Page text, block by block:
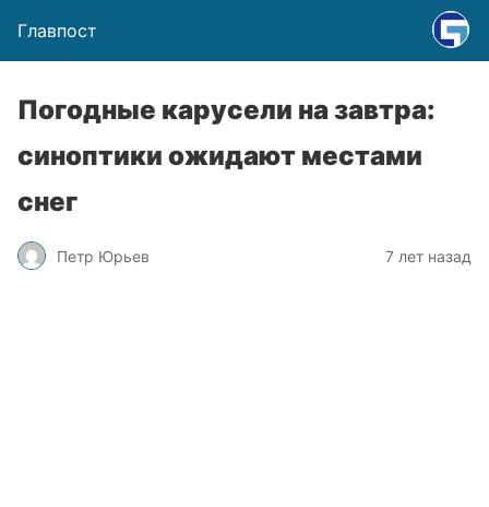
Главпост
Погодные карусели на завтра:
синоптики ожидают местами
снег
Петр Юрьев 7 лет назад